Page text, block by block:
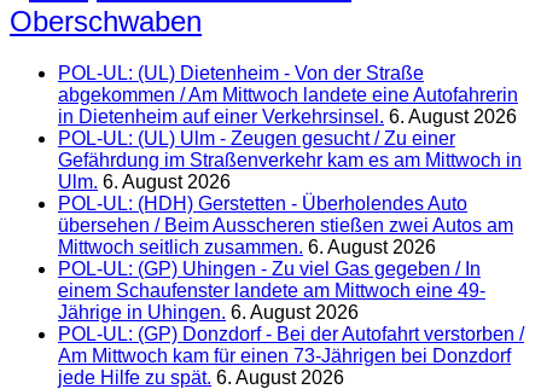
Oberschwaben
POL-UL: (UL) Dietenheim - Von der Straße
abgekommen / Am Mittwoch landete eine Autofahrerin
in Dietenheim auf einer Verkehrsinsel. 6. August 2026
POL-UL: (UL) Ulm - Zeugen gesucht / Zu einer
Gefährdung im Straßenverkehr kam es am Mittwoch in
Ulm. 6. August 2026
POL-UL: (HDH) Gerstetten - Überholendes Auto
übersehen / Beim Ausscheren stießen zwei Autos am
Mittwoch seitlich zusammen. 6. August 2026
POL-UL: (GP) Uhingen - Zu viel Gas gegeben / In
einem Schaufenster landete am Mittwoch eine 49-
Jährige in Uhingen. 6. August 2026
POL-UL: (GP) Donzdorf - Bei der Autofahrt verstorben /
Am Mittwoch kam für einen 73-Jährigen bei Donzdorf
jede Hilfe zu spät. 6. August 2026